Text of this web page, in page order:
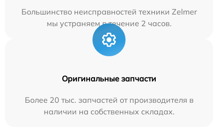
Большинство неисправностей техники Zelmer
мы устраняем в течение 2 часов.
Оригинальные запчасти
Более 20 тыс. запчастей от производителя в
наличии на собственных складах.